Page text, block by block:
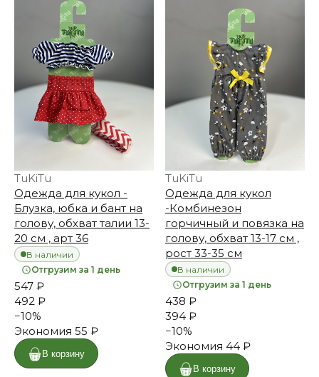
TuKiTu
Одежда для кукол -
Блузка, юбка и бант на
голову, обхват талии 13-
20 см , арт 36
В наличии
Отгрузим за 1 день
547 ₽
492 ₽
−10%
Экономия 55 ₽
В корзину
TuKiTu
Одежда для кукол
-Комбинезон
горчичный и повязка на
голову, обхват 13-17 см ,
рост 33-35 см
В наличии
Отгрузим за 1 день
438 ₽
394 ₽
−10%
Экономия 44 ₽
В корзину